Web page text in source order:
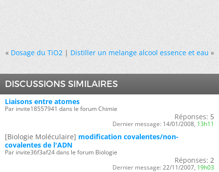
« Dosage du TiO2|Distiller un melange alcool essence et eau »
DISCUSSIONS SIMILAIRES
Liaisons entre atomes
Par invite18557941 dans le forum Chimie
Réponses: 5
Dernier message: 14/01/2008, 13h11
[Biologie Moléculaire] modification covalentes/non-
covalentes de l'ADN
Par invite36f3af24 dans le forum Biologie
Réponses: 2
Dernier message: 22/11/2007, 19h03